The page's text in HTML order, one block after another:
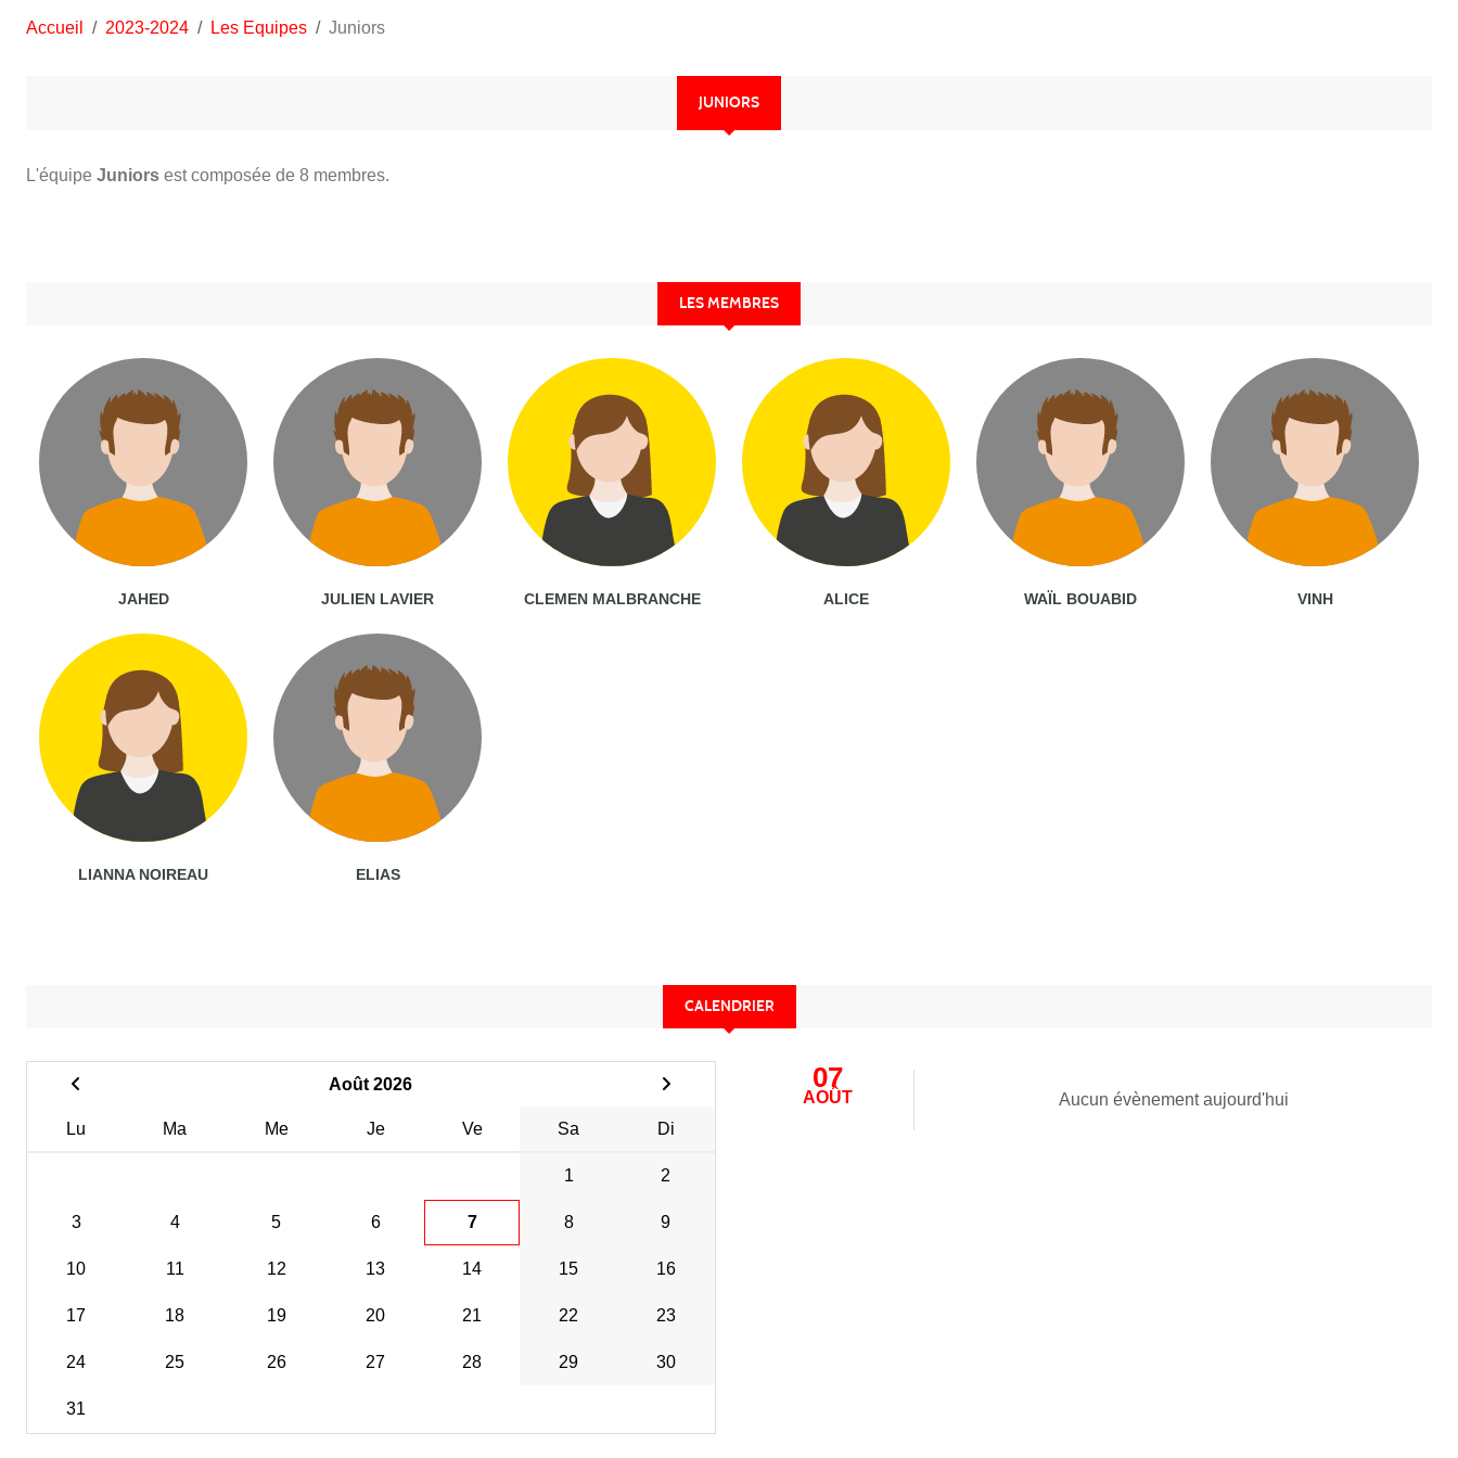
Accueil 2023-2024 Les Equipes Juniors
JUNIORS
L'équipe Juniors est composée de 8 membres.
LES MEMBRES
JAHED JULIEN LAVIER CLEMEN MALBRANCHE ALICE WAÏL BOUABID VINH
LIANNA NOIREAU ELIAS
CALENDRIER
Août 2026
Lu Ma Me Je Ve Sa Di
1 2
3 4 5 6 7 8 9
10 11 12 13 14 15 16
17 18 19 20 21 22 23
24 25 26 27 28 29 30
31
07
AOÛT Aucun évènement aujourd'hui